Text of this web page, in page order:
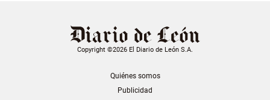
Copyright ©2026 El Diario de León S.A.
Quiénes somos
Publicidad